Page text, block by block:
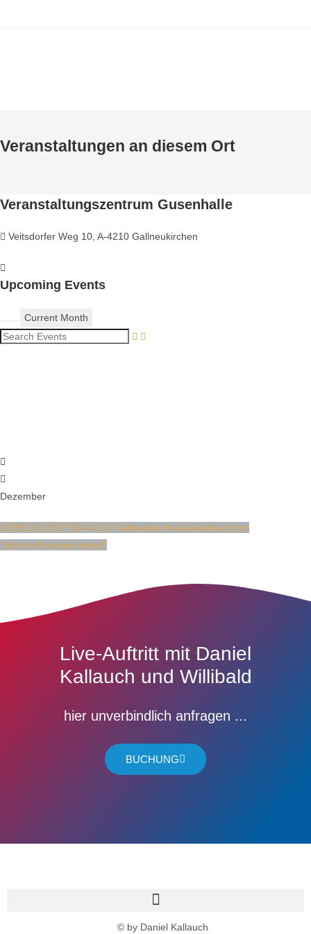
Veranstaltungen an diesem Ort
Veranstaltungszentrum Gusenhalle
Veitsdorfer Weg 10, A-4210 Gallneukirchen
Upcoming Events
Current Month
Search Events
Dezember
12DEZ16:0017:15A-4210 GallneukirchenAdventskonzert
"Himmelhochjauchzend"
Live-Auftritt mit Daniel
Kallauch und Willibald
hier unverbindlich anfragen ...
BUCHUNG
© by Daniel Kallauch